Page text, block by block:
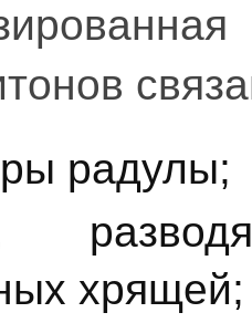
радулы;
хрящей;